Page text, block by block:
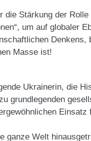
Stärkung der
um auf globaler
Denkens,
Masse ist!
Ukrainerin, die
grundlegenden
Einsatz
ganze Welt